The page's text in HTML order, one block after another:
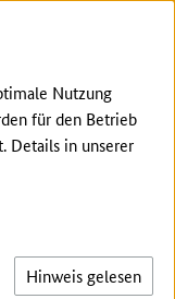
Nutzung
für den Betrieb
Details in unserer
Hinweis gelesen